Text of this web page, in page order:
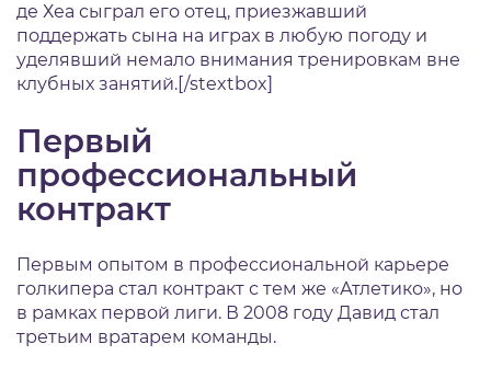
де Хеа сыграл его отец, приезжавший
поддержать сына на играх в любую погоду и
уделявший немало внимания тренировкам вне
клубных занятий.[/stextbox]
Первый
профессиональный
контракт
Первым опытом в профессиональной карьере
голкипера стал контракт с тем же «Атлетико», но
в рамках первой лиги. В 2008 году Давид стал
третьим вратарем команды.